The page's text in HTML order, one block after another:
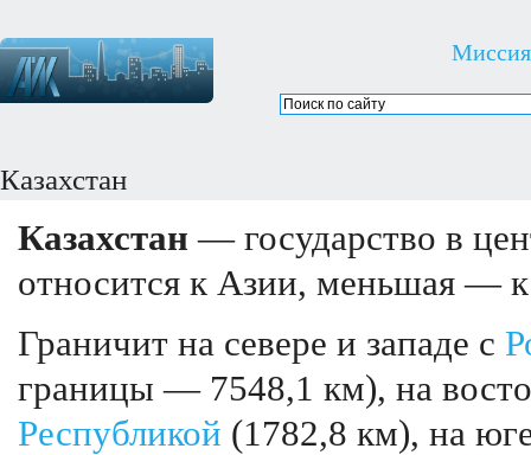
Миссия
Казахстан
Казахстан — государство в
относится к Азии, меньшая —
Граничит на севере и западе с
границы — 7548,1 км), на
Республикой (1782,8 км), на